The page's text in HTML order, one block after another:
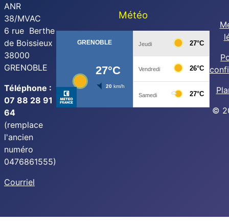
ANR
38/MVAC
6 rue Berthe
de Boissieux
38000
GRENOBLE
Téléphone :
07 88 28 91
64
(remplace
l'ancien
numéro
0476861555)
Courriel
Météo
©